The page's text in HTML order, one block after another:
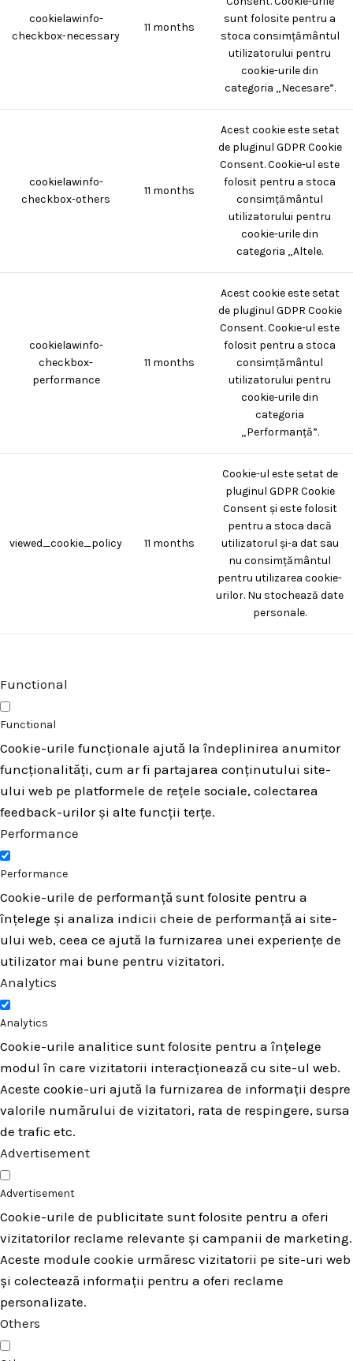
cookielawinfo-
checkbox-necessary
11 months
sunt folosite pentru a
stoca consimțământul
utilizatorului pentru
cookie-urile din
categoria „Necesare”.
cookielawinfo-
checkbox-others
11 months
Acest cookie este setat
de pluginul GDPR Cookie
Consent. Cookie-ul este
folosit pentru a stoca
consimțământul
utilizatorului pentru
cookie-urile din
categoria „Altele.
cookielawinfo-
checkbox-
performance
11 months
Acest cookie este setat
de pluginul GDPR Cookie
Consent. Cookie-ul este
folosit pentru a stoca
consimțământul
utilizatorului pentru
cookie-urile din
categoria
„Performanță”.
viewed_cookie_policy 11 months
Cookie-ul este setat de
pluginul GDPR Cookie
Consent și este folosit
pentru a stoca dacă
utilizatorul și-a dat sau
nu consimțământul
pentru utilizarea cookie-
urilor. Nu stochează date
personale.
Functional
Functional
Cookie-urile funcționale ajută la îndeplinirea anumitor
funcționalități, cum ar fi partajarea conținutului site-
ului web pe platformele de rețele sociale, colectarea
feedback-urilor și alte funcții terțe.
Performance
Performance
Cookie-urile de performanță sunt folosite pentru a
înțelege și analiza indicii cheie de performanță ai site-
ului web, ceea ce ajută la furnizarea unei experiențe de
utilizator mai bune pentru vizitatori.
Analytics
Analytics
Cookie-urile analitice sunt folosite pentru a înțelege
modul în care vizitatorii interacționează cu site-ul web.
Aceste cookie-uri ajută la furnizarea de informații despre
valorile numărului de vizitatori, rata de respingere, sursa
de trafic etc.
Advertisement
Advertisement
Cookie-urile de publicitate sunt folosite pentru a oferi
vizitatorilor reclame relevante și campanii de marketing.
Aceste module cookie urmăresc vizitatorii pe site-uri web
și colectează informații pentru a oferi reclame
personalizate.
Others